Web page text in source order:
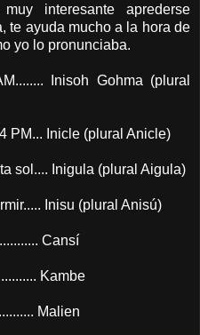
interesante aprederse
te ayuda mucho a la hora de
yo lo pronunciaba.
Inisoh Gohma (plural
PM... Inicle (plural Anicle)
sol.... Inigula (plural Aigula)
Inisu (plural Anisú)
Cansí
Kambe
Malien